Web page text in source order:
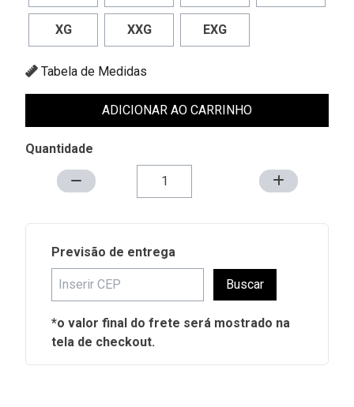
XG XXG EXG
Tabela de Medidas
ADICIONAR AO CARRINHO
Quantidade
Previsão de entrega
Buscar
*o valor final do frete será mostrado na
tela de checkout.